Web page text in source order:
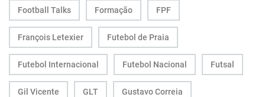
Football Talks Formação FPF
François Letexier Futebol de Praia
Futebol Internacional Futebol Nacional Futsal
Gil Vicente GLT Gustavo Correia